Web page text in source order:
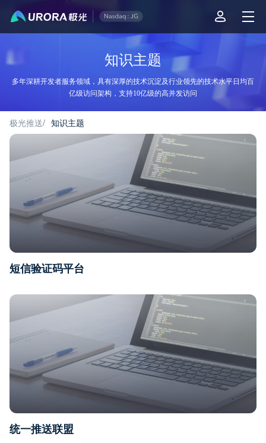
知识主题
多年深耕开发者服务领域，具有深厚的技术沉淀及行业领先的技术水平日均百
亿级访问架构，支持10亿级的高并发访问
极光推送/ 知识主题
短信验证码平台
统一推送联盟